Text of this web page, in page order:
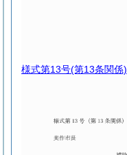
様式第13号(第13条関係)